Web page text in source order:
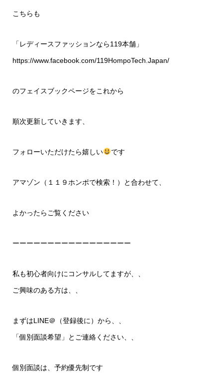
こちらも
「レディースファッションなら119本舗」
https://www.facebook.com/119HompoTech.Japan/
のフェイスブックページをこれから
順次更新していきます、
フォローいただけたら嬉しい です
アマゾン（１１９ホンポで検索！）と合わせて、
よかったらご覧ください
ーーーーーーーーーーーーーーーーー
私も初心者向けにコンサルしてますが、、
ご興味のある方は、、
まずはLINE＠（登録後に）から、、
「個別面談希望」とご連絡ください、、
個別面談は、予約優先制です